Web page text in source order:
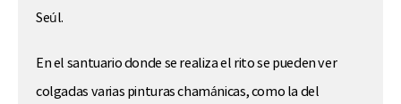
Seúl.
En el santuario donde se realiza el rito se pueden ver
colgadas varias pinturas chamánicas, como la del